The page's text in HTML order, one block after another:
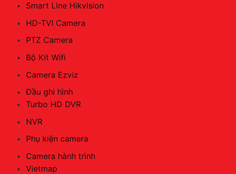
Smart Line Hikvision
HD-TVI Camera
PTZ Camera
Bộ Kit Wifi
Camera Ezviz
Đầu ghi hình
Turbo HD DVR
NVR
Phụ kiện camera
Camera hành trình
Vietmap